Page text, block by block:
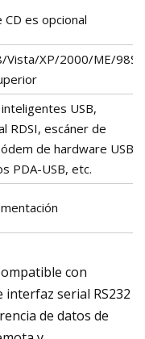
es opcional
XP/2000/ME/98SE
USB,
RDSI, escáner de
de hardware USB,
PDA-USB, etc.
con
interfaz serial RS232
de datos de